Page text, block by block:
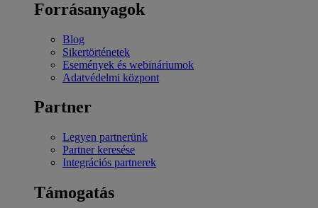
Forrásanyagok
Blog
Sikertörténetek
Események és webináriumok
Adatvédelmi központ
Partner
Legyen partnerünk
Partner keresése
Integrációs partnerek
Támogatás